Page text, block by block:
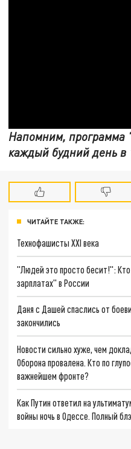
Напомним, программа
каждый будний день в
ЧИТАЙТЕ ТАКЖЕ:
Технофашисты XXI века
"Людей это просто бесит!":
зарплатах" в России
Даня с Дашей спаслись от
закончились
Новости сильно хуже, чем
Оборона провалена. Кто по
важнейшем фронте?
Как Путин ответил на
войны ночь в Одессе. Полный